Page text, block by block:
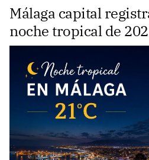
Málaga capital
noche tropical de